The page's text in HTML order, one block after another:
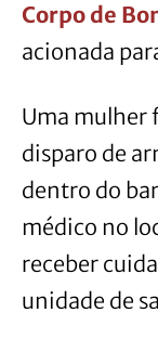
Corpo de
acionada
Uma mulher
disparo de
dentro do
médico no
receber
unidade de